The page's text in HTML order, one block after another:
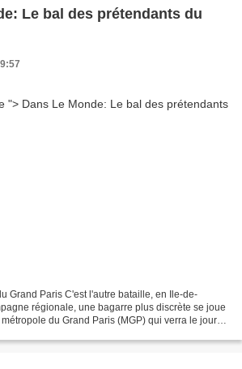
Le bal des prétendants du
Grand Paris C'est l'autre bataille, en Ile-de-
régionale, une bagarre plus discrète se joue
du Grand Paris (MGP) qui verra le jour